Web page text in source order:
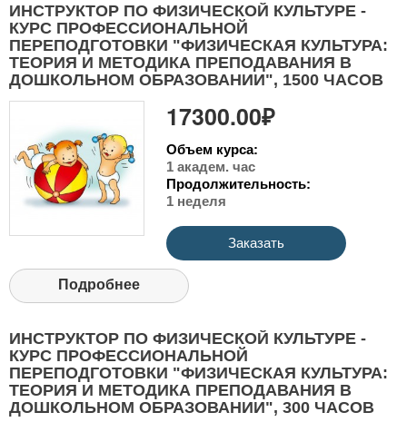
ИНСТРУКТОР ПО ФИЗИЧЕСКОЙ КУЛЬТУРЕ -
КУРС ПРОФЕССИОНАЛЬНОЙ
ПЕРЕПОДГОТОВКИ "ФИЗИЧЕСКАЯ КУЛЬТУРА:
ТЕОРИЯ И МЕТОДИКА ПРЕПОДАВАНИЯ В
ДОШКОЛЬНОМ ОБРАЗОВАНИИ", 1500 ЧАСОВ
17300.00₽
Объем курса:
1 академ. час
Продолжительность:
1 неделя
Заказать
Подробнее
ИНСТРУКТОР ПО ФИЗИЧЕСКОЙ КУЛЬТУРЕ -
КУРС ПРОФЕССИОНАЛЬНОЙ
ПЕРЕПОДГОТОВКИ "ФИЗИЧЕСКАЯ КУЛЬТУРА:
ТЕОРИЯ И МЕТОДИКА ПРЕПОДАВАНИЯ В
ДОШКОЛЬНОМ ОБРАЗОВАНИИ", 300 ЧАСОВ